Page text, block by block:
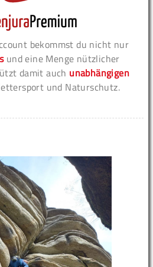
bekommst du nicht nur
und eine Menge nützlicher
damit auch unabhängigen
und Naturschutz.